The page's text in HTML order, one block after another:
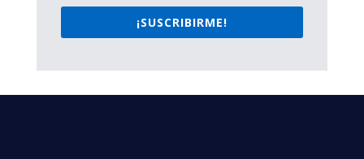
¡SUSCRIBIRME!